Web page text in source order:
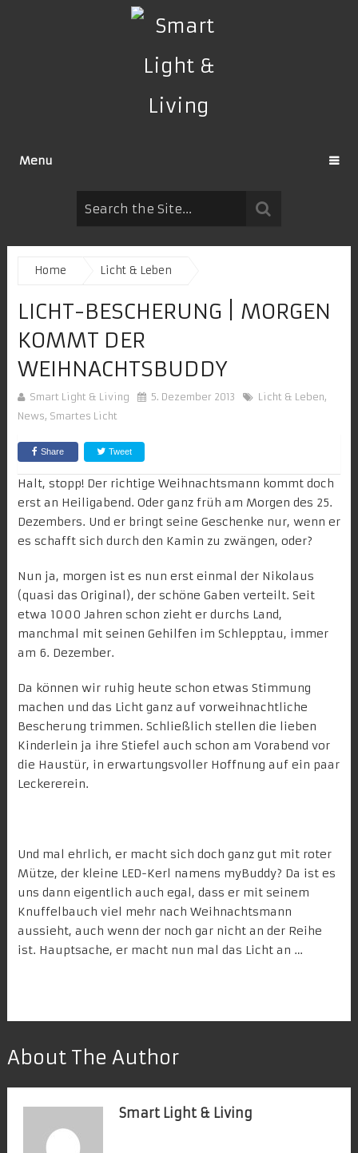
Menu
Home Licht & Leben
LICHT-BESCHERUNG | MORGEN
KOMMT DER
WEIHNACHTSBUDDY
Smart Light & Living 5. Dezember 2013 Licht & Leben,
News, Smartes Licht
Share Tweet
Halt, stopp! Der richtige Weihnachtsmann kommt doch
erst an Heiligabend. Oder ganz früh am Morgen des 25.
Dezembers. Und er bringt seine Geschenke nur, wenn er
es schafft sich durch den Kamin zu zwängen, oder?
Nun ja, morgen ist es nun erst einmal der Nikolaus
(quasi das Original), der schöne Gaben verteilt. Seit
etwa 1000 Jahren schon zieht er durchs Land,
manchmal mit seinen Gehilfen im Schlepptau, immer
am 6. Dezember.
Da können wir ruhig heute schon etwas Stimmung
machen und das Licht ganz auf vorweihnachtliche
Bescherung trimmen. Schließlich stellen die lieben
Kinderlein ja ihre Stiefel auch schon am Vorabend vor
die Haustür, in erwartungsvoller Hoffnung auf ein paar
Leckererein.
Und mal ehrlich, er macht sich doch ganz gut mit roter
Mütze, der kleine LED-Kerl namens myBuddy? Da ist es
uns dann eigentlich auch egal, dass er mit seinem
Knuffelbauch viel mehr nach Weihnachtsmann
aussieht, auch wenn der noch gar nicht an der Reihe
ist. Hauptsache, er macht nun mal das Licht an …
About The Author
Smart Light & Living